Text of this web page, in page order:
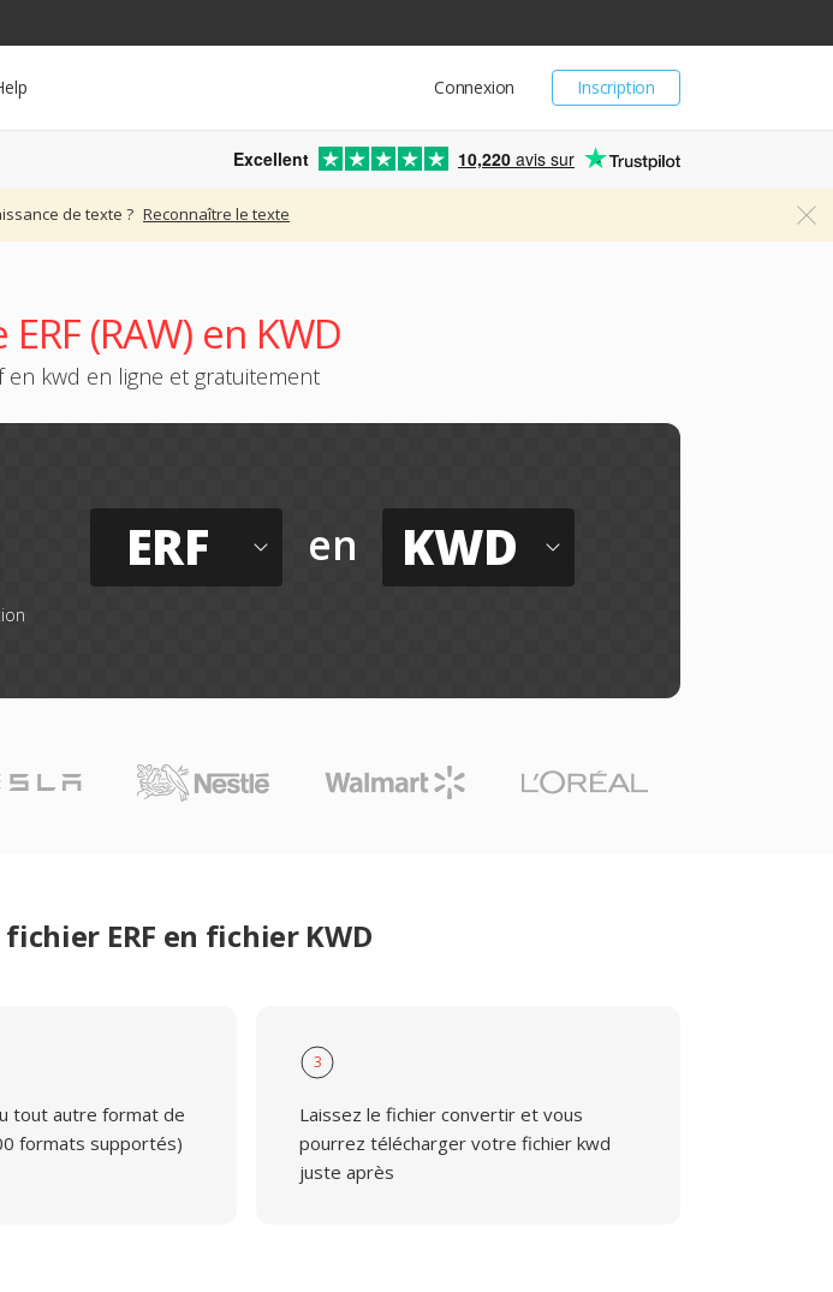
Inscription
Connexion
Excellent 10,220 avis sur
de texte ? Reconnaître le texte
(RAW) en KWD
en kwd en ligne et gratuitement
ERF en KWD
ERF en fichier KWD
tout autre format de
formats supportés)
3
Laissez le fichier convertir et vous
pourrez télécharger votre fichier kwd
juste après